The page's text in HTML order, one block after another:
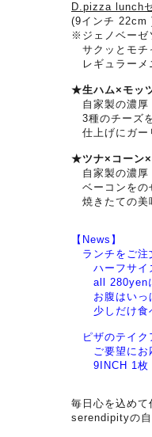
D.pizza lunch
(9インチ 22cm
※ジェノベーゼ
サクッとモチ
レギュラーメ
★生ハム×モッ
自家製の濃厚
3種のチーズ
仕上げにガー
★ツナ×コーン
自家製の濃厚
ベーコンをの
焼きたての美
【News】
ランチをご注
ハーフサイ
all 280yenに
お腹はいっ
少しだけ食
ピザのテイク
ご要望にお応
9INCH 1枚
毎日心を込めて
serendipityの自